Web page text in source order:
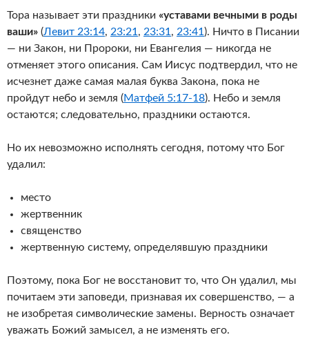
Тора называет эти праздники «уставами вечными в роды
ваши» (Левит 23:14, 23:21 , 23:31 , 23:41 ). Ничто в Писании
— ни Закон, ни Пророки, ни Евангелия — никогда не
отменяет этого описания. Сам Иисус подтвердил, что не
исчезнет даже самая малая буква Закона, пока не
пройдут небо и земля (Матфей 5:17-18). Небо и земля
остаются; следовательно, праздники остаются.
Но их невозможно исполнять сегодня, потому что Бог
удалил:
место
жертвенник
священство
жертвенную систему, определявшую праздники
Поэтому, пока Бог не восстановит то, что Он удалил, мы
почитаем эти заповеди, признавая их совершенство, — а
не изобретая символические замены. Верность означает
уважать Божий замысел, а не изменять его.